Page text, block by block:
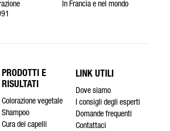
In Francia e nel mondo
PRODOTTI E
RISULTATI
Colorazione vegetale
Shampoo
Cura dei capelli
LINK UTILI
Dove siamo
I consigli degli esperti
Domande frequenti
Contattaci